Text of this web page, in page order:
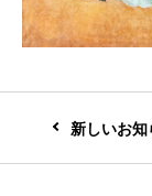
新しいお